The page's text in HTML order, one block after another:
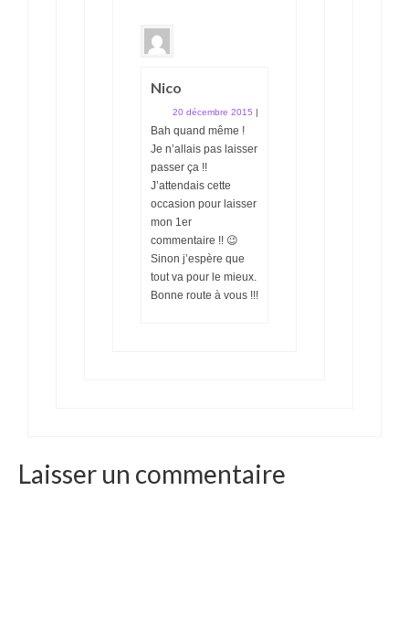
Nico
20 décembre 2015 |
Bah quand même !
Je n’allais pas laisser
passer ça !!
J’attendais cette
occasion pour laisser
mon 1er
commentaire !! 😉
Sinon j’espère que
tout va pour le mieux.
Bonne route à vous !!!
Laisser un commentaire